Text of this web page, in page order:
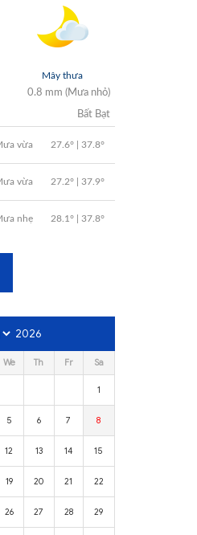
2026
We Th Fr Sa
1
5 6 7 8
12 13 14 15
19 20 21 22
26 27 28 29